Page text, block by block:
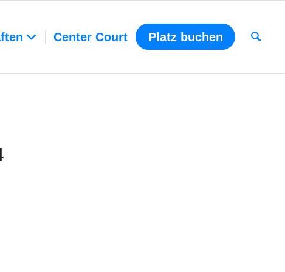
Center Court Platz buchen